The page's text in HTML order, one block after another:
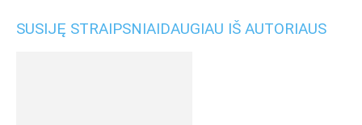
SUSIJĘ STRAIPSNIAIDAUGIAU IŠ AUTORIAUS